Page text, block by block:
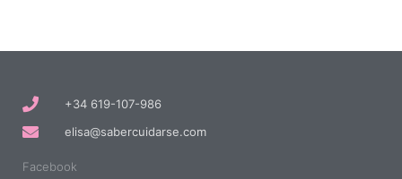
+34 619-107-986
elisa@sabercuidarse.com
Facebook